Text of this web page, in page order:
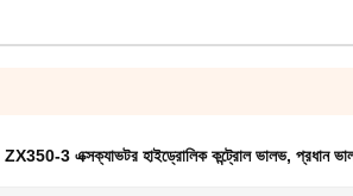
ZX350-3 এক্সক্যাভটর হাইড্রোলিক কন্ট্রোল ভালভ, প্রধান